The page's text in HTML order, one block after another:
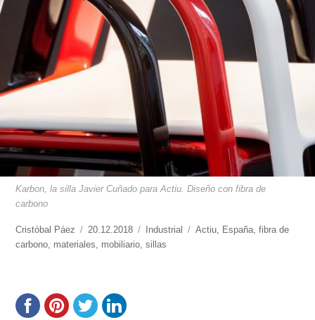
Karbon, la silla Javier Cuñado para Actiu. Diseño con fibra de
carbono
https://www.experimenta.es/author/cristobal-
paez/
Cristóbal Páez
Publicado
el
20.12.2018 Categorías
Industrial Etiquetas
Actiu España ,fibra de
carbono materiales mobiliario ,sillas